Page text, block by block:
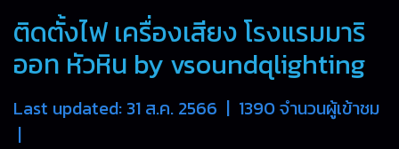
ติดตั้งไฟ เครื่องเสียง โรงแรมมาริ
ออท หัวหิน by vsoundqlighting
Last updated: 31 ส.ค. 2566 | 1390 จำนวนผู้เข้าชม
|